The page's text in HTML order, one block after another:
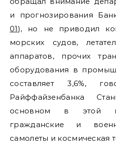
и прогнозирования
01), но не приводил
морских судов,
аппаратов, прочих
оборудования в
составляет 3,6%,
Райффайзенбанка
основном в этой
гражданские и
самолеты и космическая